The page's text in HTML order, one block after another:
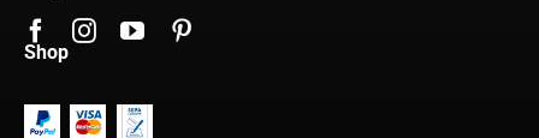
Shop